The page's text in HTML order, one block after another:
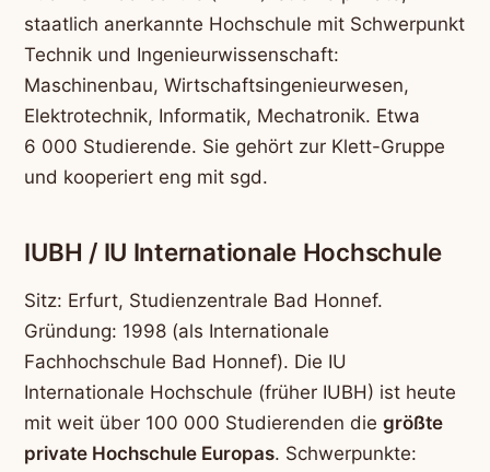
staatlich anerkannte Hochschule mit Schwerpunkt
Technik und Ingenieurwissenschaft:
Maschinenbau, Wirtschaftsingenieurwesen,
Elektrotechnik, Informatik, Mechatronik. Etwa
6 000 Studierende. Sie gehört zur Klett-Gruppe
und kooperiert eng mit sgd.
IUBH / IU Internationale Hochschule
Sitz: Erfurt, Studienzentrale Bad Honnef.
Gründung: 1998 (als Internationale
Fachhochschule Bad Honnef). Die IU
Internationale Hochschule (früher IUBH) ist heute
mit weit über 100 000 Studierenden diegrößte
private Hochschule Europas. Schwerpunkte: